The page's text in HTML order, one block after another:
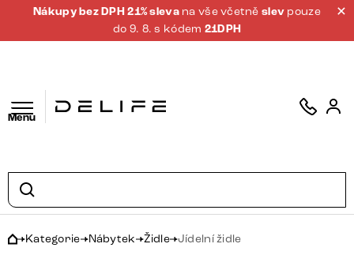
Nákupy bez DPH 21% sleva na vše včetněslev pouze
do 9. 8. s kódem 21DPH
Menu
Kategorie Nábytek Židle Jídelní židle